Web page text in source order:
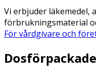
Vi erbjuder läkemedel,
förbrukningsmaterial
För vårdgivare och